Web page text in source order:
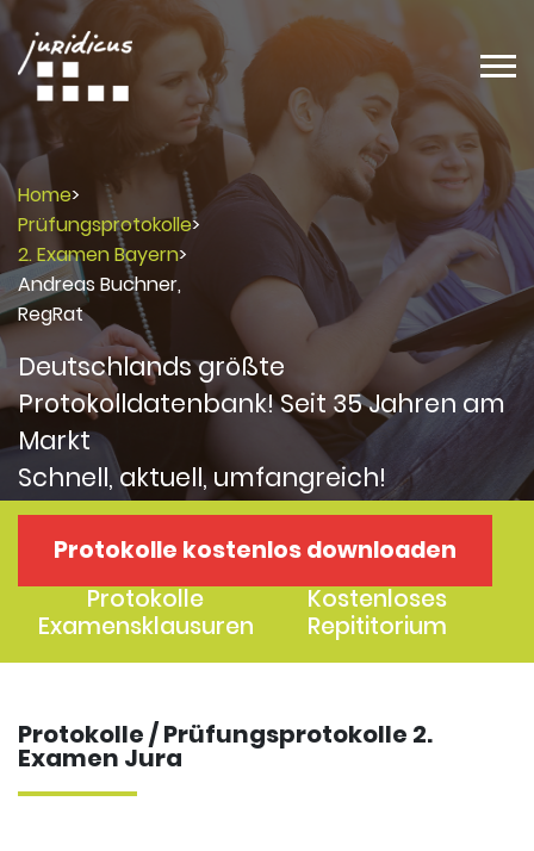
Home>
Prüfungsprotokolle>
2. Examen Bayern>
Andreas Buchner,
RegRat
Deutschlands größte
Protokolldatenbank! Seit 35 Jahren am
Markt
Schnell, aktuell, umfangreich!
Protokolle kostenlos downloaden
1. Examen
2. Examen
Protokolle
Examensklausuren
Kostenloses
Repititorium
Protokolle / Prüfungsprotokolle 2.
Examen Jura